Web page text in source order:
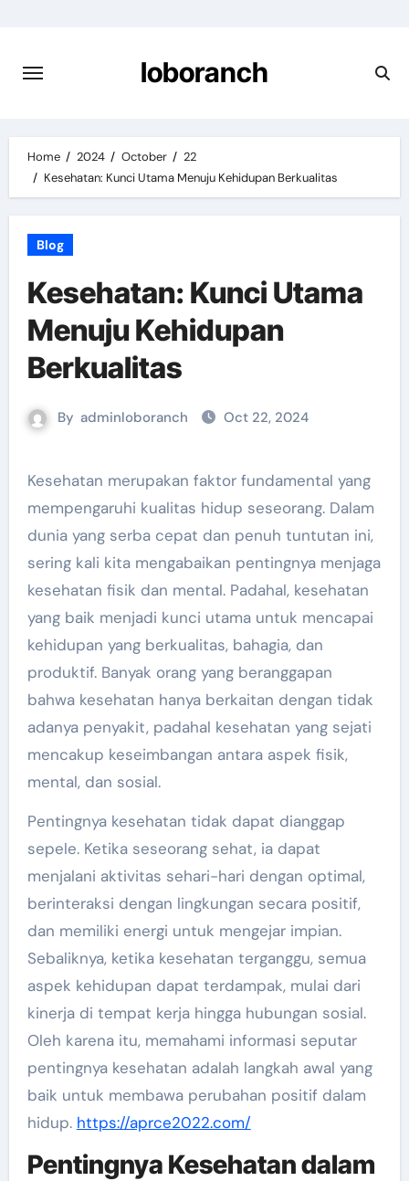
content
loboranch
Home 2024 October
22
Kesehatan: Kunci Utama Menuju Kehidupan Berkualitas
Blog
Kesehatan: Kunci Utama
Menuju Kehidupan
Berkualitas
By adminloboranch Oct 22, 2024
Kesehatan merupakan faktor fundamental yang
mempengaruhi kualitas hidup seseorang. Dalam
dunia yang serba cepat dan penuh tuntutan ini,
sering kali kita mengabaikan pentingnya menjaga
kesehatan fisik dan mental. Padahal, kesehatan
yang baik menjadi kunci utama untuk mencapai
kehidupan yang berkualitas, bahagia, dan
produktif. Banyak orang yang beranggapan
bahwa kesehatan hanya berkaitan dengan tidak
adanya penyakit, padahal kesehatan yang sejati
mencakup keseimbangan antara aspek fisik,
mental, dan sosial.
Pentingnya kesehatan tidak dapat dianggap
sepele. Ketika seseorang sehat, ia dapat
menjalani aktivitas sehari-hari dengan optimal,
berinteraksi dengan lingkungan secara positif,
dan memiliki energi untuk mengejar impian.
Sebaliknya, ketika kesehatan terganggu, semua
aspek kehidupan dapat terdampak, mulai dari
kinerja di tempat kerja hingga hubungan sosial.
Oleh karena itu, memahami informasi seputar
pentingnya kesehatan adalah langkah awal yang
baik untuk membawa perubahan positif dalam
hidup. https://aprce2022.com/
Pentingnya Kesehatan dalam